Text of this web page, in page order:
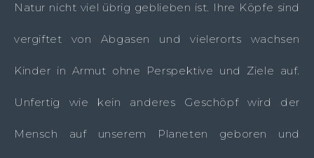
Natur nicht viel übrig geblieben ist. Ihre Köpfe sind
vergiftet von Abgasen und vielerorts wachsen
Kinder in Armut ohne Perspektive und Ziele auf.
Unfertig wie kein anderes Geschöpf wird der
Mensch auf unserem Planeten geboren und